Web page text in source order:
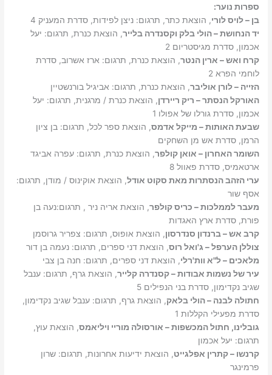
ספרות נוער:
בן – לויס לורי, הוצאת כתר, תרגום: ניצן לפידות, סדרת המעניק 4
יד הנחושת – הולי בלק וקסנדרה בלייר, הוצאת כנרת, תרגום: יעל
אכמון, סדרת מגיסטריום 2
קרח ואש – ארין הנטר, הוצאת כנרת, תרגום: ארז אשרוב, סדרת
לוחמי הפרא 2
הזייה – לורן אוליבר, הוצאת כנרת, תרגום: אביגיל בורנשטיין
האורקל הנסתר – ריק ריירדן, הוצאת כנרת / מרגנית, תרגום: יעל
אכמון, סדרת גורלו של אפולו 1
שבעת האותות – מייקל אדמס, הוצאת ספר לכל, תרגום: בן ציון
הרמן, סדרת אש מן השחקים
השומר האחרון – אואן קולפר, הוצאת כנרת, תרגום: עפרה אביגד
ארטאמיס, סדרת פאוול 8
ערי הזהב הנסתרות מאת סקוט אודל, הוצאת אוקינוס / מודן, תרגום:
אסף שור
מעבר לממלכות – כריס קולפר, הוצאת אריה ניר , תרגום:נעה בן
פורת, סדרת ארץ האגדות
קרב אש – ברנדון סנדרסון, הוצאת אופוס, תרגום: צפריר גרוסמן
צוללן הערפל – ג'ואל רוס, הוצאת דני ספרים, תרגום: נעמה בן דור
מלאכים – ל"א וות'רלי, הוצאת דני ספרים, תרגום: חנה בן צבי
עיר של נשמות אבודות – קסנדרה קלייר, הוצאת גרף, תרגום: ענבל
שגיב נקדימון, סדרת בני הנפילים 5
חתולה לבנה – הולי בלאק, הוצאת גרף, תרגום: ענבל שגיב נקדימון,
סדרת מפעילי הקללות 1
גובלינו, חתול המכשפות – אורסולה מוריי ויליאמס, הוצאת עוץ,
תרגום: יעל אכמון
קרנשו – קתרין אפלגייט, הוצאת ידיעות אחרונות, תרגום: שרון
פרמינגר